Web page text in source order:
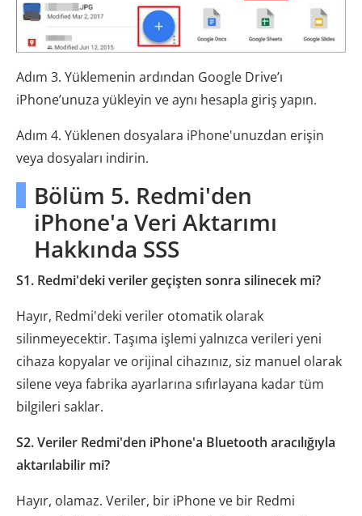
Adım 3. Yüklemenin ardından Google Drive’ı
iPhone’unuza yükleyin ve aynı hesapla giriş yapın.
Adım 4. Yüklenen dosyalara iPhone'unuzdan erişin
veya dosyaları indirin.
Bölüm 5. Redmi'den
iPhone'a Veri Aktarımı
Hakkında SSS
S1. Redmi'deki veriler geçişten sonra silinecek mi?
Hayır, Redmi'deki veriler otomatik olarak
silinmeyecektir. Taşıma işlemi yalnızca verileri yeni
cihaza kopyalar ve orijinal cihazınız, siz manuel olarak
silene veya fabrika ayarlarına sıfırlayana kadar tüm
bilgileri saklar.
S2. Veriler Redmi'den iPhone'a Bluetooth aracılığıyla
aktarılabilir mi?
Hayır, olamaz. Veriler, bir iPhone ve bir Redmi